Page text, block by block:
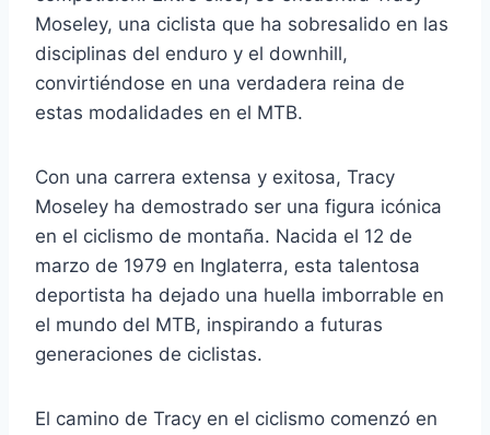
Moseley, una ciclista que ha sobresalido en las
disciplinas del enduro y el downhill,
convirtiéndose en una verdadera reina de
estas modalidades en el MTB.
Con una carrera extensa y exitosa, Tracy
Moseley ha demostrado ser una figura icónica
en el ciclismo de montaña. Nacida el 12 de
marzo de 1979 en Inglaterra, esta talentosa
deportista ha dejado una huella imborrable en
el mundo del MTB, inspirando a futuras
generaciones de ciclistas.
El camino de Tracy en el ciclismo comenzó en